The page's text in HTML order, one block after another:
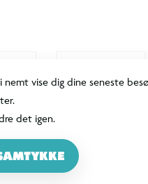
vise dig dine seneste
det igen.